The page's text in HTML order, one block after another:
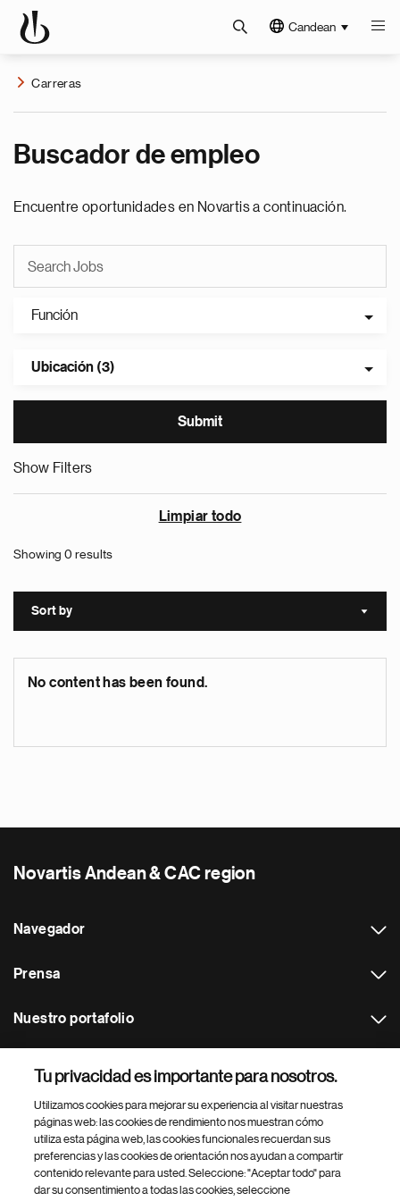
Candean
Carreras
Buscador de empleo
Encuentre oportunidades en Novartis a continuación.
Función
Ubicación (3)
Show Filters
Limpiar todo
Showing 0 results
Sort by Sort
No content has been found.
Novartis Andean & CAC region
Navegador
Prensa
Nuestro portafolio
Footer Site Search
Tu privacidad es importante para nosotros.
Utilizamos cookies para mejorar su experiencia al visitar nuestras
páginas web: las cookies de rendimiento nos muestran cómo
utiliza esta página web, las cookies funcionales recuerdan sus
preferencias y las cookies de orientación nos ayudan a compartir
contenido relevante para usted. Seleccione: "Aceptar todo" para
dar su consentimiento a todas las cookies, seleccione